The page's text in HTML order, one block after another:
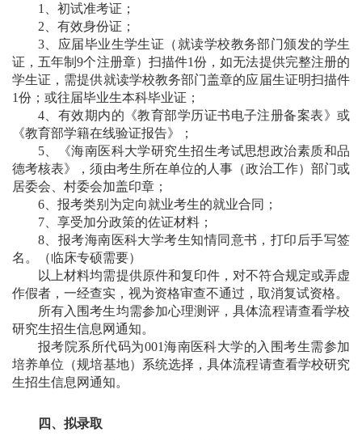
1
、初试准考证；
2 、有效身份证；
3 、应届毕业生学生证 （就读学校教务部门颁发的学生
证，五年制9个注册章）扫描件1份，如无法提供完整注册的
学生证，需提供就读学校教务部门盖章的应届生证明扫描件
1份； 或往届毕业生本科毕业证；
4 、有效期内的《教育部学历证书电子注册备案表》或
《教育部学籍在线验证报告》；
5 、《海南医科大学研究生招生考试思想政治素质和品
德考核表》，须由考生所在单位的人事（政治工作）部门或
居委会、村委会加盖印章；
6 、报考类别为定向就业考生的就业合同；
7 、享受加分政策的佐证材料；
8 、报考海南医科大学考生知情同意书，打印后手写签
名。（临床专硕需要）
以上材料均需提供原件和复印件，对不符合规定或弄虚
作假者，一经查实，视为资格审查不通过，取消复试资格。
所有入围考生均需参加心理测评，具体流程请查看学校
研究生招生信息网通知。
报考院系所代码为001海南医科大学的入围考生需参加
培养单位（规培基地）系统选择，具体流程请查看学校研究
生招生信息网通知。
四、 拟录取